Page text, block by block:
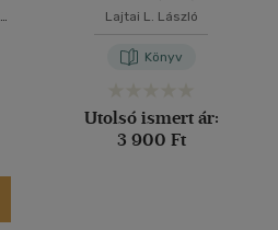
történelemtankönyvek
Lajtai L. László
Könyv
Utolsó ismert ár:
3 900 Ft